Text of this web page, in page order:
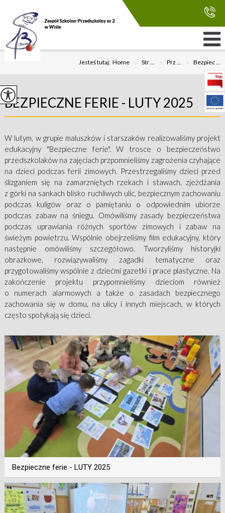
Jesteś tutaj:Home > Str ... > Prz ... > Bezpiec ...
BEZPIECZNE FERIE - LUTY 2025
W lutym, w grupie maluszków i starszaków realizowaliśmy projekt
edukacyjny "Bezpieczne ferie". W trosce o bezpieczeństwo
przedszkolaków na zajęciach przpomnieliśmy zagrożenia czyhające
na dzieci podczas ferii zimowych. Przestrzegaliśmy dzieci przed
ślizganiem się na zamarzniętych rzekach i stawach, zjeżdżania
z górki na sankach blisko ruchliwych ulic, bezpiecznym zachowaniu
podczas kuligów oraz o pamiętaniu o odpowiednim ubiorze
podczas zabaw na śniegu. Omówiliśmy zasady bezpieczeństwa
podczas uprawiania różnych sportów zimowych i zabaw na
świeżym powietrzu. Wspólnie obejrzeliśmy film edukacyjny, który
następnie omówiliśmy szczegółowo. Tworzyliśmy historyjki
obrazkowe, rozwiązywaliśmy zagadki tematyczne oraz
przygotowaliśmy wspólnie z dziećmi gazetki i prace plastyczne. Na
zakończenie projektu przypomnieliśmy dzieciom również
o numerach alarmowych a także o zasadach bezpiecznego
zachowania się w domu, na ulicy i innych miejscach, w których
często spotykają się dzieci.
Bezpieczne ferie - LUTY 2025